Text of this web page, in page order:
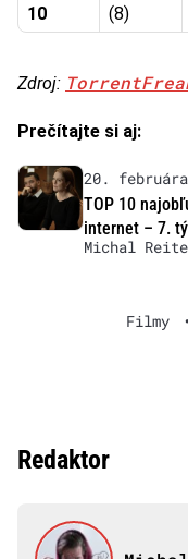
10 (8)
Zdroj:
Prečítajte si aj:
20.
TOP 10
internet – 7.
Michal
Filmy •
Redaktor